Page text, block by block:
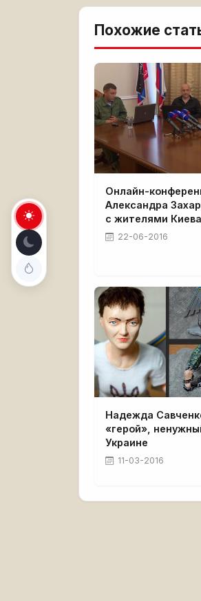
Похожие
Онлайн-
Александра
с жителями Киева
22-06-2016
Надежда
«герой»,
Украине
11-03-2016